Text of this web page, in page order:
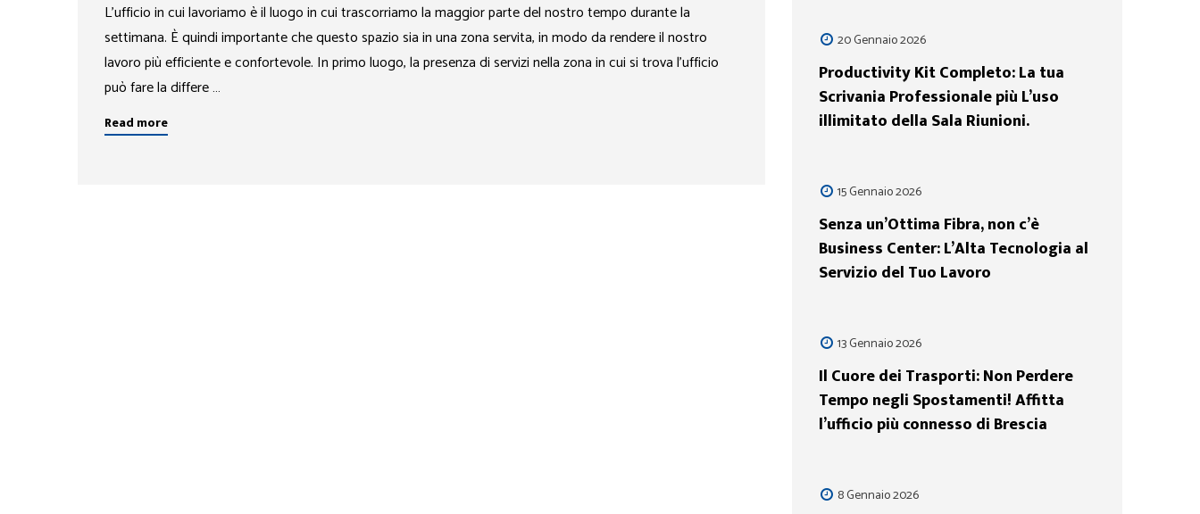
L’ufficio in cui lavoriamo è il luogo in cui trascorriamo la maggior parte del nostro tempo durante la
settimana. È quindi importante che questo spazio sia in una zona servita, in modo da rendere il nostro
lavoro più efficiente e confortevole. In primo luogo, la presenza di servizi nella zona in cui si trova l’ufficio
può fare la differe …
Read more
20 Gennaio 2026
Productivity Kit Completo: La tua
Scrivania Professionale più L’uso
illimitato della Sala Riunioni.
15 Gennaio 2026
Senza un’Ottima Fibra, non c’è
Business Center: L’Alta Tecnologia al
Servizio del Tuo Lavoro
13 Gennaio 2026
Il Cuore dei Trasporti: Non Perdere
Tempo negli Spostamenti! Affitta
l’ufficio più connesso di Brescia
8 Gennaio 2026